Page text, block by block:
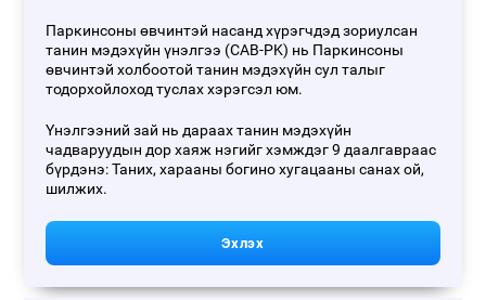
Паркинсоны өвчинтэй насанд хүрэгчдэд зориулсан
танин мэдэхүйн үнэлгээ (CAB-PK) нь Паркинсоны
өвчинтэй холбоотой танин мэдэхүйн сул талыг
тодорхойлоход туслах хэрэгсэл юм.
Үнэлгээний зай нь дараах танин мэдэхүйн
чадваруудын дор хаяж нэгийг хэмждэг 9 даалгавраас
бүрдэнэ: Таних, харааны богино хугацааны санах ой,
шилжих.
Эхлэх